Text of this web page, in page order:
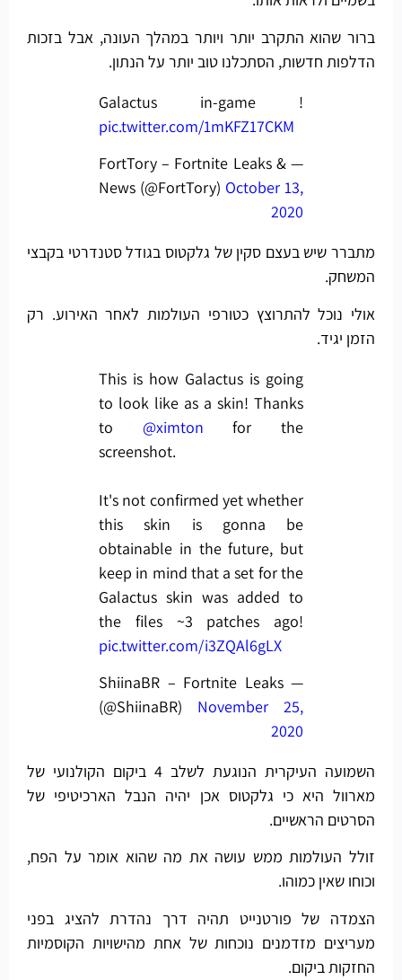
ברור שהוא התקרב יותר ויותר במהלך העונה, אבל בזכות
הדלפות חדשות, הסתכלנו טוב יותר על הנתון.
Galactus in-game !
pic.twitter.com/1mKFZ17CKM
— FortTory – Fortnite Leaks &
News (@FortTory) October 13,
2020
מתברר שיש בעצם סקין של גלקטוס בגודל סטנדרטי בקבצי
המשחק.
אולי נוכל להתרוצץ כטורפי העולמות לאחר האירוע. רק
הזמן יגיד.
This is how Galactus is going
to look like as a skin! Thanks
to @ximton for the
screenshot.
It's not confirmed yet whether
this skin is gonna be
obtainable in the future, but
keep in mind that a set for the
Galactus skin was added to
the files ~3 patches ago!
pic.twitter.com/i3ZQAl6gLX
— ShiinaBR – Fortnite Leaks
(@ShiinaBR) November 25,
2020
השמועה העיקרית הנוגעת לשלב 4 ביקום הקולנועי של
מארוול היא כי גלקטוס אכן יהיה הנבל הארכיטיפי של
הסרטים הראשיים.
זולל העולמות ממש עושה את מה שהוא אומר על הפח,
וכוחו שאין כמוהו.
הצמדה של פורטנייט תהיה דרך נהדרת להציג בפני
מעריצים מזדמנים נוכחות של אחת מהישויות הקוסמיות
החזקות ביקום.